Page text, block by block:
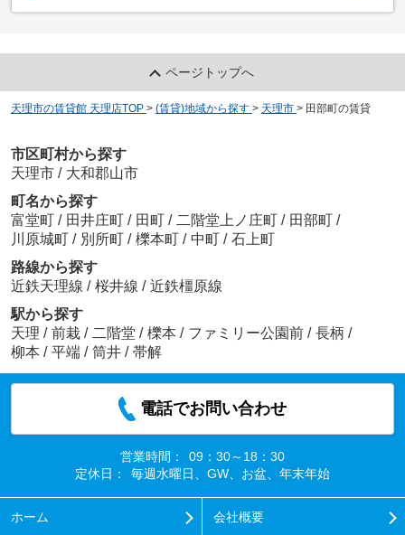
ページトップへ
天理市の賃貸館 天理店TOP > (賃貸)地域から探す > 天理市 > 田部町の賃貸
市区町村から探す
天理市 / 大和郡山市
町名から探す
富堂町 / 田井庄町 / 田町 / 二階堂上ノ庄町 / 田部町 /
川原城町 / 別所町 / 櫟本町 / 中町 / 石上町
路線から探す
近鉄天理線 / 桜井線 / 近鉄橿原線
駅から探す
天理 / 前栽 / 二階堂 / 櫟本 / ファミリー公園前 / 長柄 /
柳本 / 平端 / 筒井 / 帯解
電話でお問い合わせ
営業時間：
09：30～18：30
定休日：
毎週水曜日、GW、お盆、年末年始
ホーム 会社概要